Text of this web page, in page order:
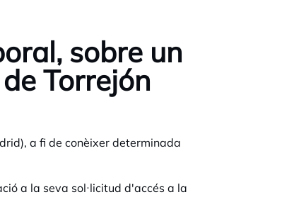
sobre un
Torrejón
a fi de conèixer determinada
a la seva sol·licitud d'accés a la